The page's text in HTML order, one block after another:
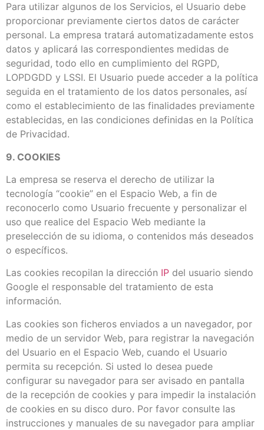
Para utilizar algunos de los Servicios, el Usuario debe
proporcionar previamente ciertos datos de carácter
personal. La empresa tratará automatizadamente estos
datos y aplicará las correspondientes medidas de
seguridad, todo ello en cumplimiento del RGPD,
LOPDGDD y LSSI. El Usuario puede acceder a la política
seguida en el tratamiento de los datos personales, así
como el establecimiento de las finalidades previamente
establecidas, en las condiciones definidas en la Política
de Privacidad.
9. COOKIES
La empresa se reserva el derecho de utilizar la
tecnología “cookie” en el Espacio Web, a fin de
reconocerlo como Usuario frecuente y personalizar el
uso que realice del Espacio Web mediante la
preselección de su idioma, o contenidos más deseados
o específicos.
Las cookies recopilan la dirección IP del usuario siendo
Google el responsable del tratamiento de esta
información.
Las cookies son ficheros enviados a un navegador, por
medio de un servidor Web, para registrar la navegación
del Usuario en el Espacio Web, cuando el Usuario
permita su recepción. Si usted lo desea puede
configurar su navegador para ser avisado en pantalla
de la recepción de cookies y para impedir la instalación
de cookies en su disco duro. Por favor consulte las
instrucciones y manuales de su navegador para ampliar